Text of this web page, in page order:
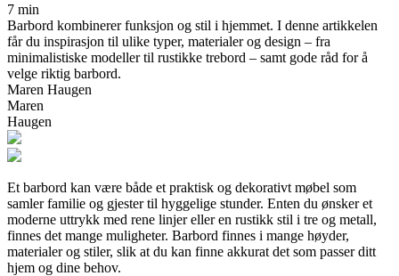
7 min
Barbord kombinerer funksjon og stil i hjemmet. I denne artikkelen
får du inspirasjon til ulike typer, materialer og design – fra
minimalistiske modeller til rustikke trebord – samt gode råd for å
velge riktig barbord.
Maren Haugen
Maren
Haugen
Et barbord kan være både et praktisk og dekorativt møbel som
samler familie og gjester til hyggelige stunder. Enten du ønsker et
moderne uttrykk med rene linjer eller en rustikk stil i tre og metall,
finnes det mange muligheter. Barbord finnes i mange høyder,
materialer og stiler, slik at du kan finne akkurat det som passer ditt
hjem og dine behov.